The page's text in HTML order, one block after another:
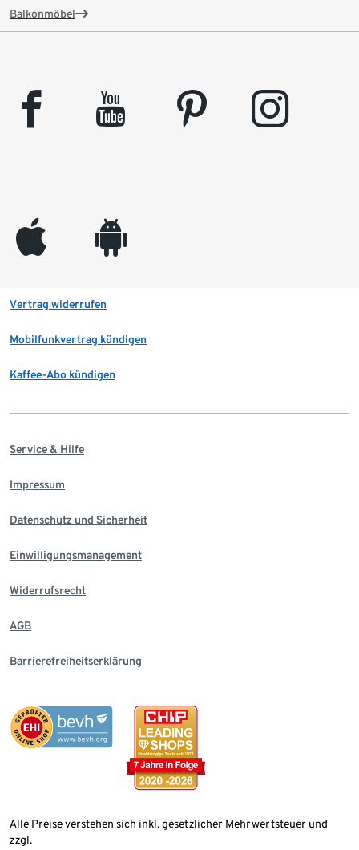
Balkonmöbel
facebook youtube pinterest instagram
appleinc android
Vertrag widerrufen
Mobilfunkvertrag kündigen
Kaffee-Abo kündigen
Service & Hilfe
Impressum
Datenschutz und Sicherheit
Einwilligungsmanagement
Widerrufsrecht
AGB
Barrierefreiheitserklärung
Alle Preise verstehen sich inkl. gesetzlicher Mehrwertsteuer und
zzgl.